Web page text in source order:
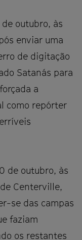
de outubro, às
enviar uma
de digitação
Satanás para
a
como repórter
de outubro, às
Centerville,
se das campas
faziam
os restantes